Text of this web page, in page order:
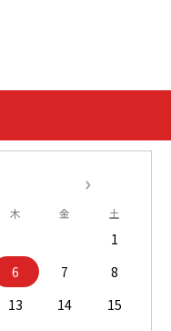
木 金 土
1
6 7
8
13 14
15